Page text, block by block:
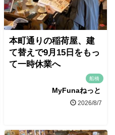
本町通りの稲荷屋、建
て替えで9月15日をもっ
て一時休業へ
船橋
MyFunaねっと
2026/8/7